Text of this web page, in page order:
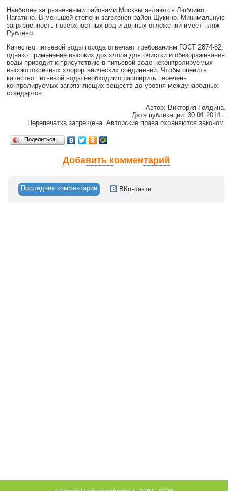
Наиболее загрязненными районами Москвы являются Люблино,
Нагатино. В меньшей степени загрязнен район Щукино. Минимальную
загрязненность поверхностных вод и донных отложений имеет пляж
Рублево.
Качество питьевой воды города отвечает требованиям ГОСТ 2874-82,
однако применение высоких доз хлора для очистки и обезораживания
воды приводит к присутствию в питьевой воде неконтролируемых
высокотоксичных хлорорганических соединений. Чтобы оценить
качество питьевой воды необходимо расширить перечень
контролируемых загрязняющих веществ до уровня международных
стандартов.
Автор: Виктория Голдина.
Дата публикации: 30.01.2014 г.
Перепечатка запрещена. Авторские права охраняются законом.
Поделиться…
Добавить комментарий
Последние комментарии ВКонтакте